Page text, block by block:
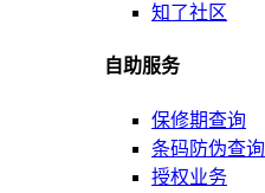
知了社区
自助服务
保修期查询
条码防伪查询
授权业务